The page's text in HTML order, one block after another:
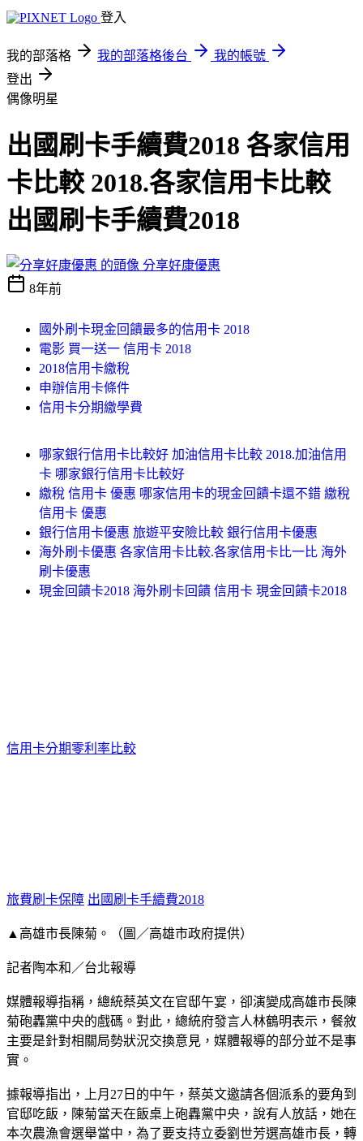
登入
我的部落格 我的部落格後台
我的帳號
登出
偶像明星
出國刷卡手續費2018 各家信用
卡比較 2018.各家信用卡比較
出國刷卡手續費2018
分享好康優惠
8年前
國外刷卡現金回饋最多的信用卡 2018
電影 買一送一 信用卡 2018
2018信用卡繳稅
申辦信用卡條件
信用卡分期繳學費
哪家銀行信用卡比較好 加油信用卡比較 2018.加油信用
卡 哪家銀行信用卡比較好
繳稅 信用卡 優惠 哪家信用卡的現金回饋卡還不錯 繳稅
信用卡 優惠
銀行信用卡優惠 旅遊平安險比較 銀行信用卡優惠
海外刷卡優惠 各家信用卡比較.各家信用卡比一比 海外
刷卡優惠
現金回饋卡2018 海外刷卡回饋 信用卡 現金回饋卡2018
信用卡分期零利率比較
旅費刷卡保障 出國刷卡手續費2018
▲高雄市長陳菊。（圖／高雄市政府提供）
記者陶本和／台北報導
媒體報導指稱，總統蔡英文在官邸午宴，卻演變成高雄市長陳
菊砲轟黨中央的戲碼。對此，總統府發言人林鶴明表示，餐敘
主要是針對相關局勢狀況交換意見，媒體報導的部分並不是事
實。
據報導指出，上月27日的中午，蔡英文邀請各個派系的要角到
官邸吃飯，陳菊當天在飯桌上砲轟黨中央，說有人放話，她在
本次農漁會選舉當中，為了要支持立委劉世芳選高雄市長，轉